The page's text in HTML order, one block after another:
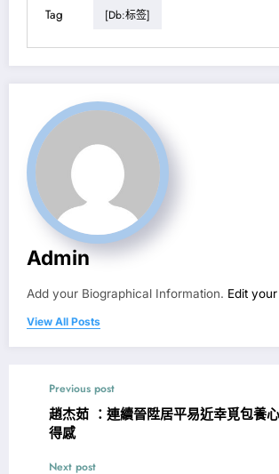
Tag [db:标签]
Admin
Add your Biographical Information. Edit
View All Posts
Previous post
趙杰茹 ：連續晉陞居平易近幸覓包養
得感
Next post